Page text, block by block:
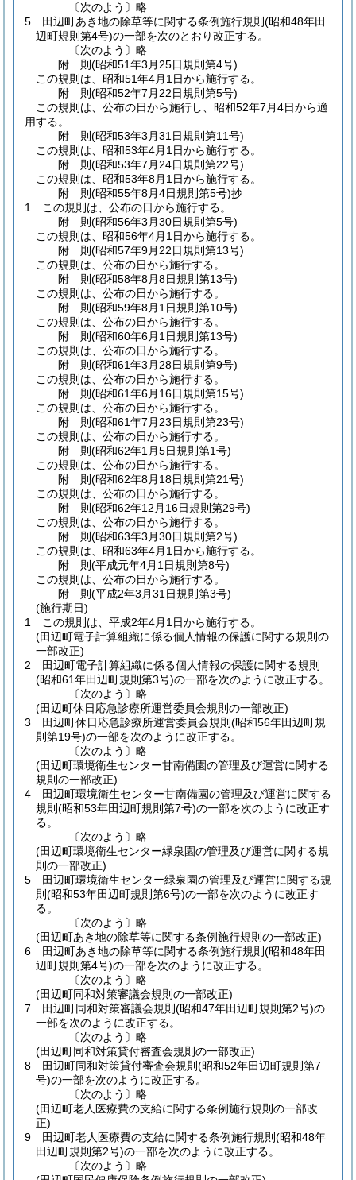
〔次のよう〕略
5
田辺町あき地の除草等に関する条例施行規則 (昭和48年田
辺町規則第4号)の一部を次のとおり改正する。
〔次のよう〕略
附 則(昭和51年3月25日規則第4号)
この規則は、昭和51年4月1日から施行する。
附 則(昭和52年7月22日規則第5号)
この規則は、公布の日から施行し、昭和52年7月4日から適
用する。
附 則(昭和53年3月31日規則第11号)
この規則は、昭和53年4月1日から施行する。
附 則(昭和53年7月24日規則第22号)
この規則は、昭和53年8月1日から施行する。
附 則(昭和55年8月4日規則第5号)抄
1
この規則は、公布の日から施行する。
附 則(昭和56年3月30日規則第5号)
この規則は、昭和56年4月1日から施行する。
附 則(昭和57年9月22日規則第13号)
この規則は、公布の日から施行する。
附 則(昭和58年8月8日規則第13号)
この規則は、公布の日から施行する。
附 則(昭和59年8月1日規則第10号)
この規則は、公布の日から施行する。
附 則(昭和60年6月1日規則第13号)
この規則は、公布の日から施行する。
附 則(昭和61年3月28日規則第9号)
この規則は、公布の日から施行する。
附 則(昭和61年6月16日規則第15号)
この規則は、公布の日から施行する。
附 則(昭和61年7月23日規則第23号)
この規則は、公布の日から施行する。
附 則(昭和62年1月5日規則第1号)
この規則は、公布の日から施行する。
附 則(昭和62年8月18日規則第21号)
この規則は、公布の日から施行する。
附 則(昭和62年12月16日規則第29号)
この規則は、公布の日から施行する。
附 則(昭和63年3月30日規則第2号)
この規則は、昭和63年4月1日から施行する。
附 則(平成元年4月1日規則第8号)
この規則は、公布の日から施行する。
附 則(平成2年3月31日規則第3号)
(施行期日)
1
この規則は、平成2年4月1日から施行する。
(田辺町電子計算組織に係る個人情報の保護に関する規則の
一部改正)
2
田辺町電子計算組織に係る個人情報の保護に関する規則
(昭和61年田辺町規則第3号)の一部を次のように改正する。
〔次のよう〕略
(田辺町休日応急診療所運営委員会規則の一部改正)
3
田辺町休日応急診療所運営委員会規則 (昭和56年田辺町規
則第19号)の一部を次のように改正する。
〔次のよう〕略
(田辺町環境衛生センター甘南備園の管理及び運営に関する
規則の一部改正)
4
田辺町環境衛生センター甘南備園の管理及び運営に関する
規則 (昭和53年田辺町規則第7号)の一部を次のように改正す
る。
〔次のよう〕略
(田辺町環境衛生センター緑泉園の管理及び運営に関する規
則の一部改正)
5
田辺町環境衛生センター緑泉園の管理及び運営に関する規
則 (昭和53年田辺町規則第6号)の一部を次のように改正す
る。
〔次のよう〕略
(田辺町あき地の除草等に関する条例施行規則の一部改正)
6
田辺町あき地の除草等に関する条例施行規則 (昭和48年田
辺町規則第4号)の一部を次のように改正する。
〔次のよう〕略
(田辺町同和対策審議会規則の一部改正)
7
田辺町同和対策審議会規則 (昭和47年田辺町規則第2号)の
一部を次のように改正する。
〔次のよう〕略
(田辺町同和対策貸付審査会規則の一部改正)
8
田辺町同和対策貸付審査会規則 (昭和52年田辺町規則第7
号)の一部を次のように改正する。
〔次のよう〕略
(田辺町老人医療費の支給に関する条例施行規則の一部改
正)
9
田辺町老人医療費の支給に関する条例施行規則 (昭和48年
田辺町規則第2号)の一部を次のように改正する。
〔次のよう〕略